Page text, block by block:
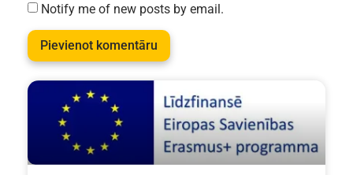
Notify me of new posts by email.